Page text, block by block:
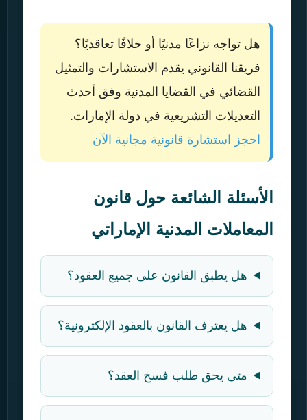
هل تواجه نزاعًا مدنيًا أو خلافًا تعاقديًا؟
فريقنا القانوني يقدم الاستشارات والتمثيل
القضائي في القضايا المدنية وفق أحدث
التعديلات التشريعية في دولة الإمارات.
احجز استشارة قانونية مجانية الآن
الأسئلة الشائعة حول قانون
المعاملات المدنية الإماراتي
هل يطبق القانون على جميع العقود؟
هل يعترف القانون بالعقود الإلكترونية؟
متى يحق طلب فسخ العقد؟